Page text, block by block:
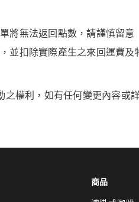
將無法返回點數，請謹慎留意
並扣除實際產生之來回運費
之權利，如有任何變更內容或
商品